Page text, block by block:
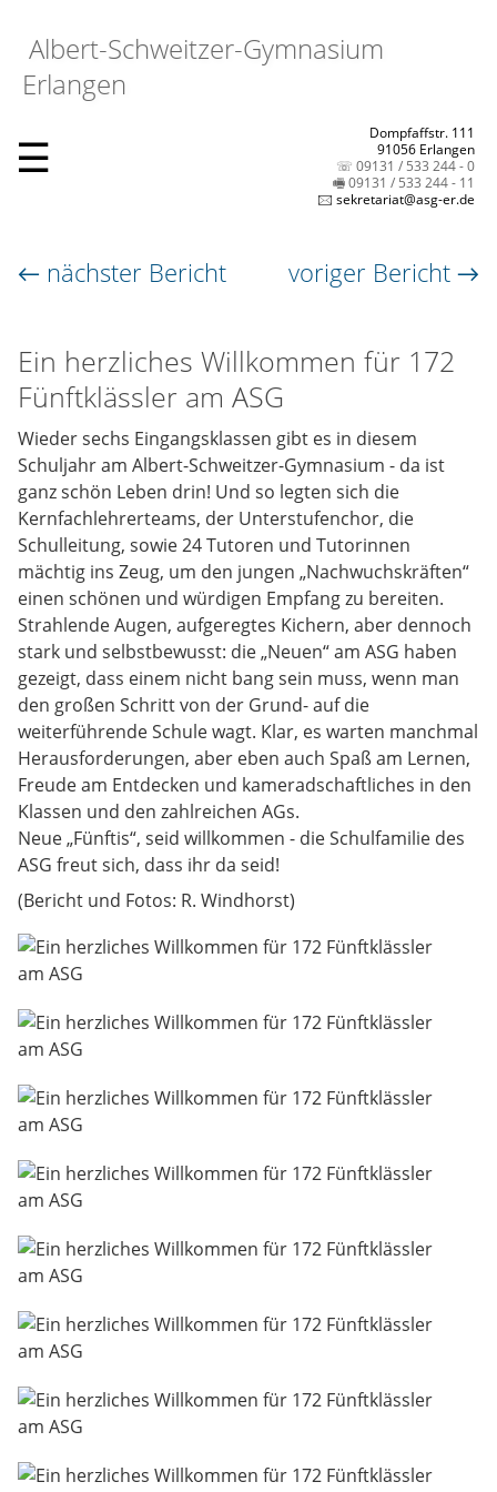
Albert-Schweitzer-Gymnasium
Erlangen
☰
Dompfaffstr. 111
91056 Erlangen
☏ 09131 / 533 244 - 0
🖷 09131 / 533 244 - 11
🖂 sekretariat@asg-er.de
← nächster Bericht voriger Bericht →
Ein herzliches Willkommen für 172
Fünftklässler am ASG
Wieder sechs Eingangsklassen gibt es in diesem
Schuljahr am Albert-Schweitzer-Gymnasium - da ist
ganz schön Leben drin! Und so legten sich die
Kernfachlehrerteams, der Unterstufenchor, die
Schulleitung, sowie 24 Tutoren und Tutorinnen
mächtig ins Zeug, um den jungen „Nachwuchskräften“
einen schönen und würdigen Empfang zu bereiten.
Strahlende Augen, aufgeregtes Kichern, aber dennoch
stark und selbstbewusst: die „Neuen“ am ASG haben
gezeigt, dass einem nicht bang sein muss, wenn man
den großen Schritt von der Grund- auf die
weiterführende Schule wagt. Klar, es warten manchmal
Herausforderungen, aber eben auch Spaß am Lernen,
Freude am Entdecken und kameradschaftliches in den
Klassen und den zahlreichen AGs.
Neue „Fünftis“, seid willkommen - die Schulfamilie des
ASG freut sich, dass ihr da seid!
(Bericht und Fotos: R. Windhorst)